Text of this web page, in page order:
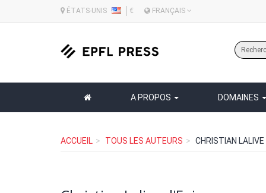
ÉTATS-UNIS € FRANÇAIS
A PROPOS DOMAINES
ACCUEIL TOUS LES AUTEURS CHRISTIAN LALIVE